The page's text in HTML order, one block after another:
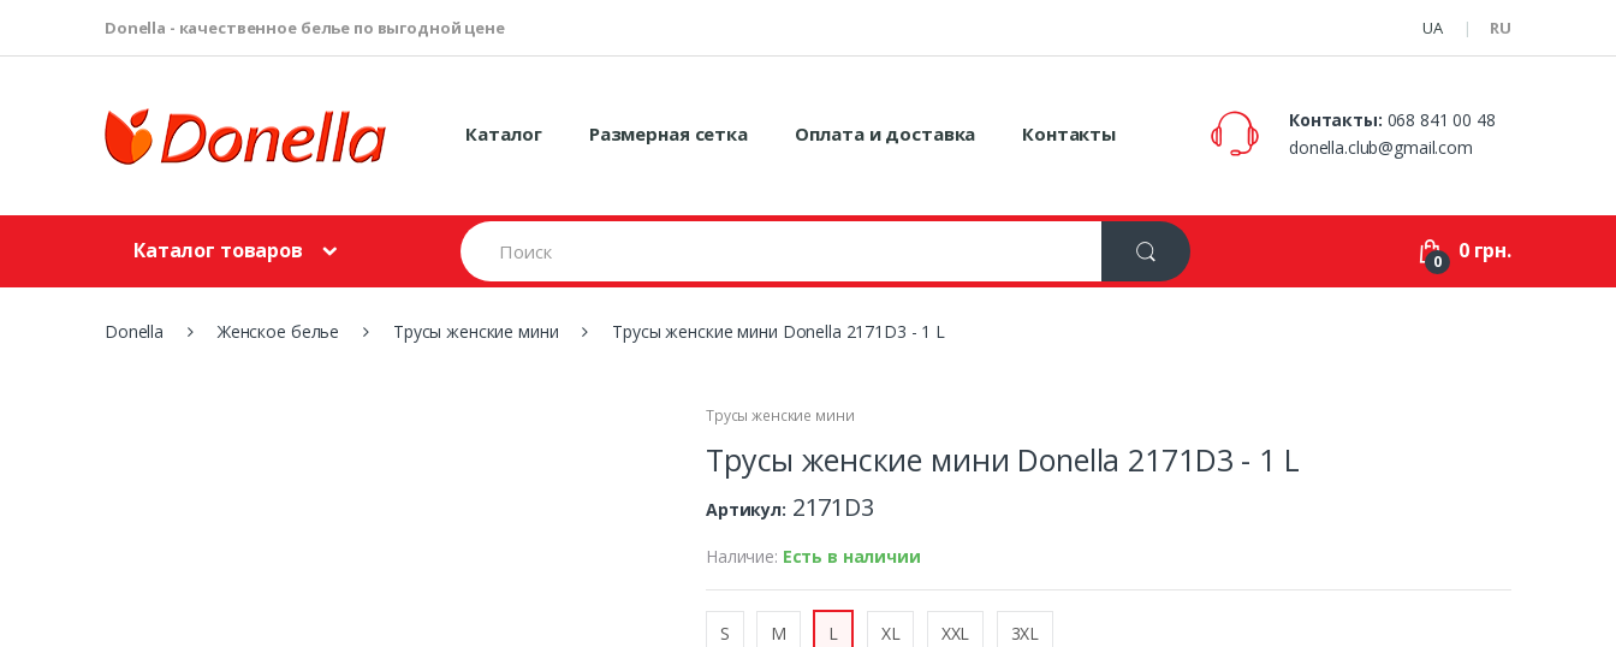
Donella - качественное белье по выгодной цене UA RU
Каталог Размерная сетка Оплата и доставка Контакты
Контакты: 068 841 00 48
donella.club@gmail.com
Каталог товаров
S
e
a
r
h
0 0 грн.
Donella Женское белье Трусы женские мини Трусы женские мини Donella 2171D3 - 1 L
Трусы женские мини
Трусы женские мини Donella 2171D3 - 1 L
Артикул: 2171D3
Наличие: Есть в наличии
S M L XL XXL 3XL